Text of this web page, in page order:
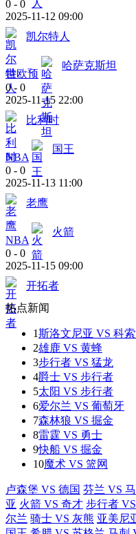
0 - 0
2025-11-12 09:00
凯尔特人
世欧预
哈萨克斯坦
0 - 0
2025-11-15 22:00
比利时
NBA
国王
0 - 0
2025-11-13 11:00
老鹰
NBA
火箭
0 - 0
2025-11-15 09:00
开拓者
热点新闻
1斯洛文尼亚 VS 科
2雄鹿 VS 黄蜂
3步行者 VS 猛龙
4爵士 VS 步行者
5太阳 VS 步行者
6爱尔兰 VS 葡萄牙
7森林狼 VS 掘金
8雷霆 VS 勇士
9快船 VS 掘金
10魔术 VS 篮网
卢森堡 VS 德国 芬兰 VS
亚 火箭 VS 奇才 步行者
尔兰 骑士 VS 灰熊 亚美尼